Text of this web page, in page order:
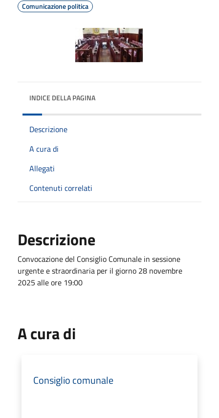
Comunicazione politica
INDICE DELLA PAGINA
Descrizione
A cura di
Allegati
Contenuti correlati
Descrizione
Convocazione del Consiglio Comunale in sessione
urgente e straordinaria per il giorno 28 novembre
2025 alle ore 19:00
A cura di
Consiglio comunale